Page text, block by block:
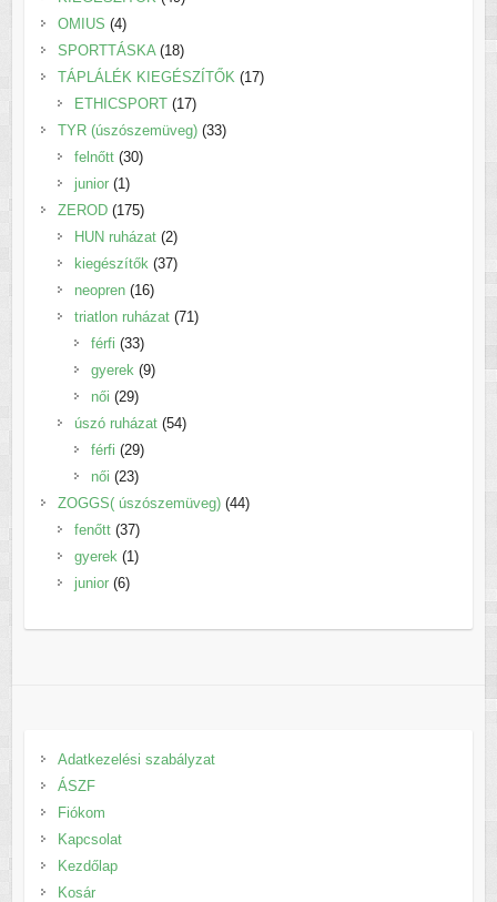
OMIUS 44
termék
SPORTTÁSKA 1818
termék
TÁPLÁLÉK KIEGÉSZÍTŐK 1717
ETHICSPORT 1717
termék
TYR (úszószemüveg) 3333
felnőtt 3030
junior 11
termék
ZEROD 175175
termék
HUN ruházat 22
termék
kiegészítők 3737
neopren 1616
termék
triatlon ruházat 7171
férfi 3333
termék
gyerek 99
női 2929
termék
úszó ruházat 5454
férfi 2929
termék
női 2323
termék
ZOGGS( úszószemüveg) 4444
fenőtt 3737
termék
gyerek 11
junior 66
Adatkezelési szabályzat
ÁSZF
Fiókom
Kapcsolat
Kezdőlap
Kosár